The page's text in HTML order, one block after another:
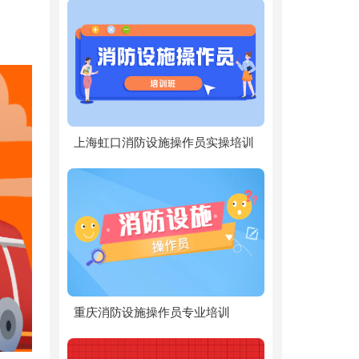
上海虹口消防设施操作员实操培训
重庆消防设施操作员专业培训